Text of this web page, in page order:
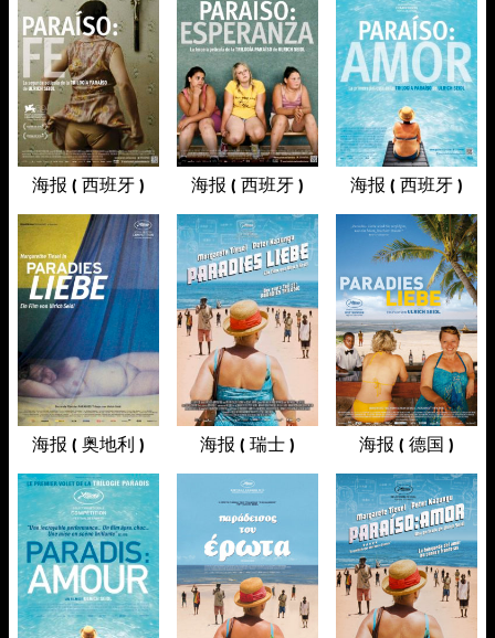
海报 ( 西班牙 ) 海报 ( 西班牙 ) 海报 ( 西班牙 )
海报 ( 奥地利 ) 海报 ( 瑞士 ) 海报 ( 德国 )